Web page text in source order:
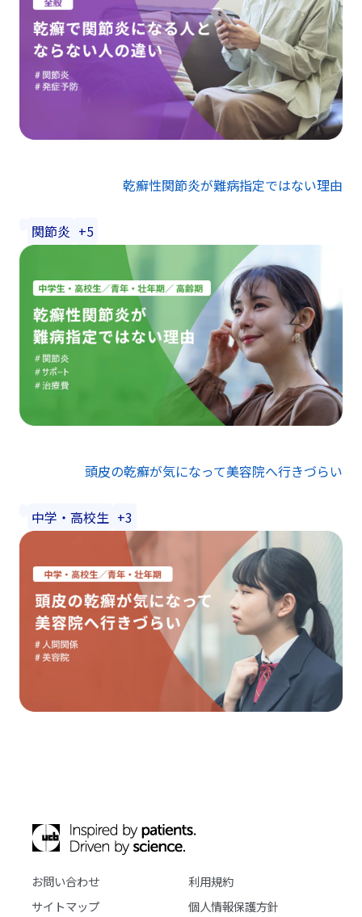
乾癬性関節炎が難病指定ではない理由
関節炎 +5
頭皮の乾癬が気になって美容院へ行きづらい
中学・高校生 +3
お問い合わせ
サイトマップ
利用規約
個人情報保護方針